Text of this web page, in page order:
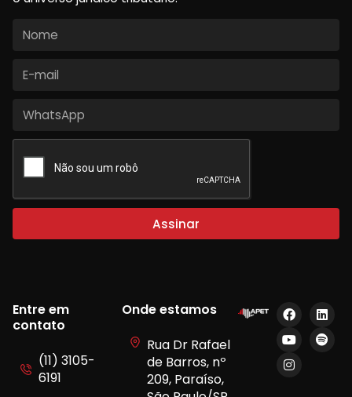
Assinar
Entre em
contato
(11) 3105-
6191
Onde estamos
Rua Dr Rafael
de Barros, nº
209, Paraíso,